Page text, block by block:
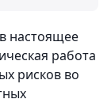
настоящее
работа
рисков во